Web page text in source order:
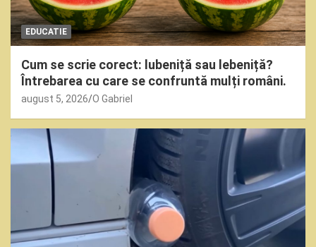
EDUCATIE
Cum se scrie corect: lubeniță sau lebeniță?
Întrebarea cu care se confruntă mulți români.
august 5, 2026 O Gabriel